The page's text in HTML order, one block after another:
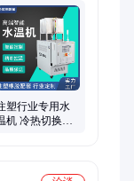
塑行业专用水
机 冷热切换快